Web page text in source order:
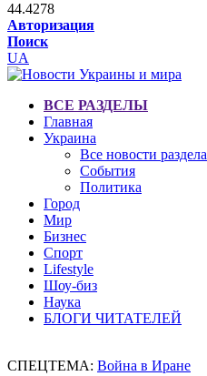
44.4278
Авторизация
Поиск
UA
ВСЕ РАЗДЕЛЫ
Главная
Украина
Все новости раздела
События
Политика
Город
Мир
Бизнес
Спорт
Lifestyle
Шоу-биз
Наука
БЛОГИ ЧИТАТЕЛЕЙ
СПЕЦТЕМА: Война в Иране